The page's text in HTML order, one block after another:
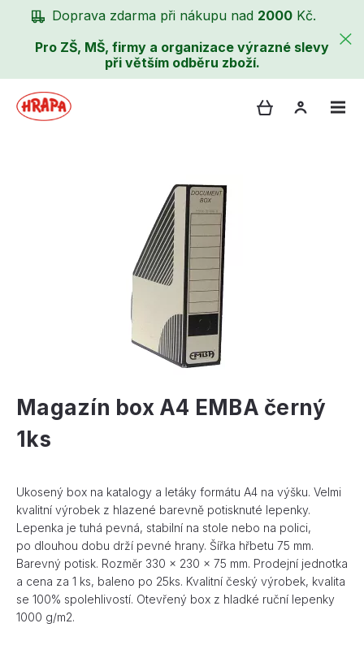
Doprava zdarma při nákupu nad 2000 Kč.
Pro ZŠ, MŠ, firmy a organizace výrazné slevy
při větším odběru zboží.
Magazín box A4 EMBA černý
1ks
Ukosený box na katalogy a letáky formátu A4 na výšku. Velmi
kvalitní výrobek z hlazené barevně potisknuté lepenky.
Lepenka je tuhá pevná, stabilní na stole nebo na polici,
po dlouhou dobu drží pevné hrany. Šířka hřbetu 75 mm.
Barevný potisk. Rozměr 330 x 230 x 75 mm. Prodejní jednotka
a cena za 1 ks, baleno po 25ks. Kvalitní český výrobek, kvalita
se 100% spolehlivostí. Otevřený box z hladké ruční lepenky
1000 g/m2.